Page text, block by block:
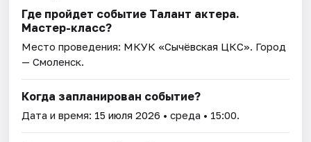
Где пройдет событие Талант актера.
Мастер-класс?
Место проведения: МКУК «Сычёвская ЦКС». Город
— Смоленск.
Когда запланирован событие?
Дата и время: 15 июля 2026 • среда • 15:00.